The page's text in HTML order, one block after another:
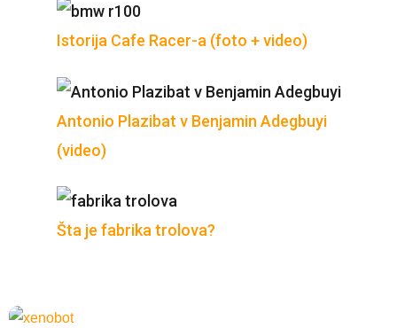
Istorija Cafe Racer-a (foto + video)
Antonio Plazibat v Benjamin Adegbuyi
(video)
Šta je fabrika trolova?